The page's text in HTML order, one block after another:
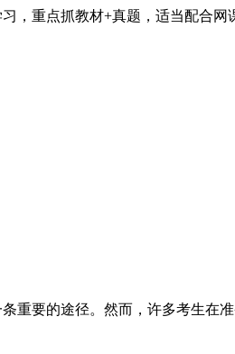
，重点抓教材+真题，适当配合
重要的途径。然而，许多考生在